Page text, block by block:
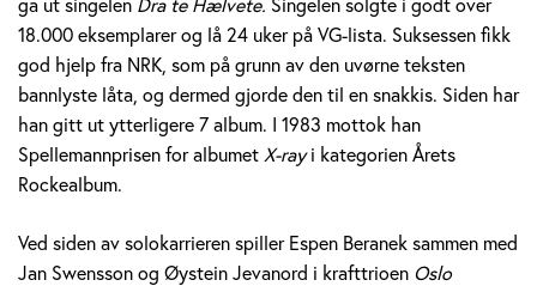
e
r
a
n
e
18.000 eksemplarer og lå 24 uker på VG-lista. Suksessen fikk
god hjelp fra NRK, som på grunn av den uvørne teksten
bannlyste låta, og dermed gjorde den til en snakkis. Siden har
han gitt ut ytterligere 7 album. I 1983 mottok han
Spellemannprisen for albumetX-rayi kategorien Årets
Rockealbum.
Ved siden av solokarrieren spiller Espen Beranek sammen med
Jan Swensson og Øystein Jevanord i krafttrioen Oslo